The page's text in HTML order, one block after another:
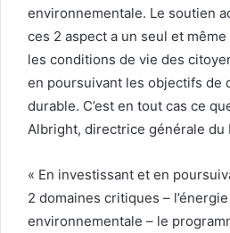
environnementale. Le soutien
ces 2 aspect a un seul et
les conditions de vie des
en poursuivant les objectifs de
durable. C’est en tout cas ce
Albright, directrice générale du
« En investissant et en
2 domaines critiques –
environnementale – le